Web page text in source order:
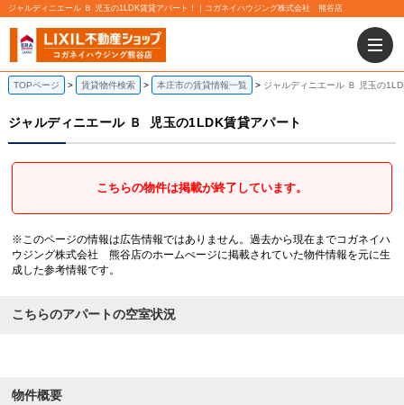
ジャルディニエール Ｂ 児玉の1LDK賃貸アパート！｜コガネイハウジング株式会社 熊谷店
TOPページ 賃貸物件検索 本庄市の賃貸情報一覧 ジャルディニエール Ｂ 児玉の
ジャルディニエール Ｂ 児玉の1LDK賃貸アパート
こちらの物件は掲載が終了しています。
※このページの情報は広告情報ではありません。過去から現在までコガネイハ
ウジング株式会社 熊谷店のホームぺージに掲載されていた物件情報を元に生
成した参考情報です。
こちらのアパートの空室状況
物件概要